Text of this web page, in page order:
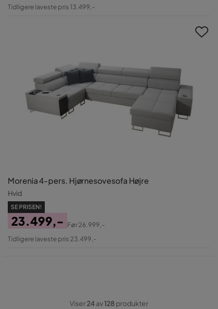
Tidligere laveste pris 13.499,-
Morenia 4-pers. Hjørnesovesofa Højre
Hvid
SE PRISEN!
Pris
23.499,-
Original
Før26.999,-
Tidligere laveste pris 23.499,-
Viser24av128 produkter